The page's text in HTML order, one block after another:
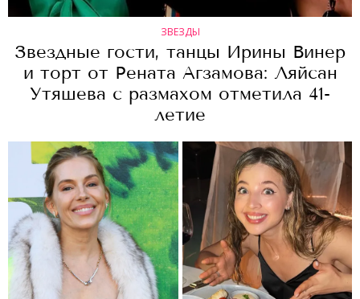
ЗВЕЗДЫ
Звездные гости, танцы Ирины Винер
и торт от Рената Агзамова: Ляйсан
Утяшева с размахом отметила 41-
летие